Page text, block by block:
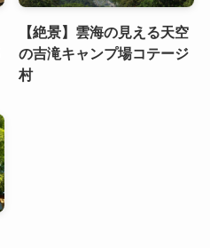
【絶景】雲海の見える天空
の吉滝キャンプ場コテージ
村